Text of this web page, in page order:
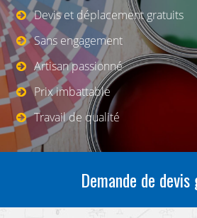
Devis et déplacement gratuits
Sans engagement
Artisan passionné
Prix imbattable
Travail de qualité
Demande de